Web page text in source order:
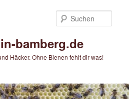
bamberg.de
Häcker. Ohne Bienen fehlt dir was!